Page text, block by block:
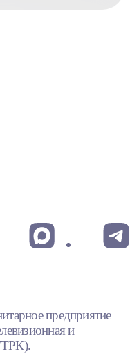
предприятие
и